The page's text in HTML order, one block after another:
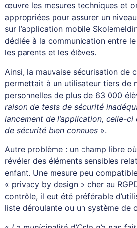
œuvre les mesures techniques et
appropriées pour assurer un
sur l’application mobile
dédiée à la communication entre le
les parents et les élèves.
Ainsi, la mauvaise sécurisation de
permettait à un utilisateur tiers de
personnelles de plus de 63 000
raison de tests de sécurité
lancement de l’application, celle-
de sécurité bien connues ».
Autre problème : un champ libre
révéler des éléments sensibles
enfant. Une mesure peu
« privacy by design » cher au
contrôle, il eut été préférable
liste déroulante ou un système de